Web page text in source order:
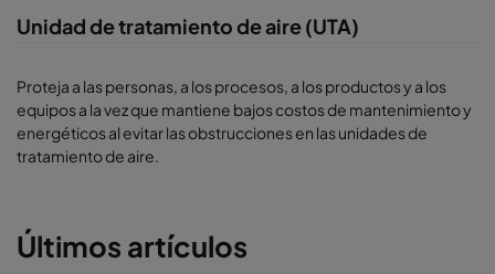
Unidad de tratamiento de aire (UTA)
Proteja a las personas, a los procesos, a los productos y a los
equipos a la vez que mantiene bajos costos de mantenimiento y
energéticos al evitar las obstrucciones en las unidades de
tratamiento de aire.
Últimos artículos